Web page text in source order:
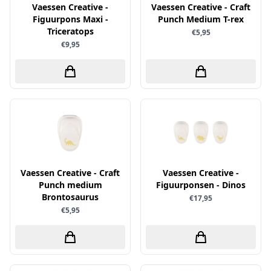
Canvas
Die Cuts
Pan Pastel
Potloden
Workshop
Hobbydots
HobbyFun
Hobbyzine
Jalekro
Jeanines Art
Joy & Noor
Juffrouw Muis
Lapland knipvel
Lavinia
Lawn Fawn
Lisa Horton - Crafts
schudmateriaal
Scrappapier
Shiny details
Specialties
Stickers
Vaessen Creative -
Figuurpons Maxi -
Triceratops
€9,95
Vaessen Creative - Craft
Punch Medium T-rex
€5,95
Vaessen Creative - Craft
Punch medium
Brontosaurus
€5,95
Vaessen Creative -
Figuurponsen - Dinos
€17,95